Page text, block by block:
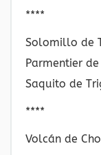
****
Solomillo de
Parmentier
Saquito de
****
Volcán de